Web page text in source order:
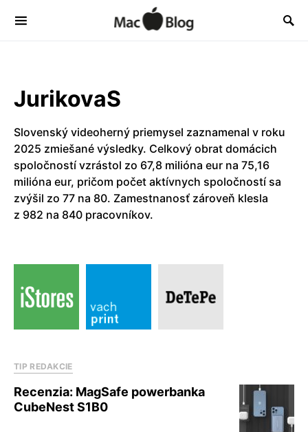
JurikovaS
Slovenský videoherný priemysel zaznamenal v roku
2025 zmiešané výsledky. Celkový obrat domácich
spoločností vzrástol zo 67,8 milióna eur na 75,16
milióna eur, pričom počet aktívnych spoločností sa
zvýšil zo 77 na 80. Zamestnanosť zároveň klesla
z 982 na 840 pracovníkov.
TIP REDAKCIE
Recenzia: MagSafe powerbanka
CubeNest S1B0